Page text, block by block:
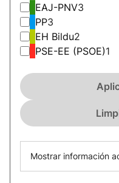
EAJ-PNV3
PP3
EH Bildu2
PSE-EE (PSOE)1
Mostrar información